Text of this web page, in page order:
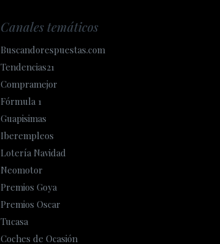
Canales temáticos
Buscandorespuestas.com
Tendencias21
Compramejor
Fórmula 1
Guapisimas
Iberempleos
Lotería Navidad
Neomotor
Premios Goya
Premios Oscar
Tucasa
Coches de Ocasión